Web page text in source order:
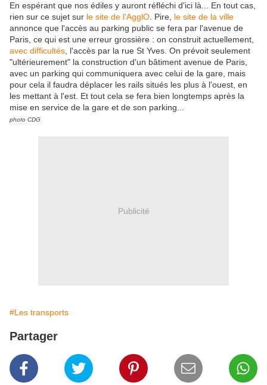
En espérant que nos édiles y auront réfléchi d'ici là... En tout cas,
rien sur ce sujet sur le site de l'AgglO . Pire, le site de la ville
annonce que l'accès au parking public se fera par l'avenue de
Paris, ce qui est une erreur grossière : on construit actuellement,
avec difficultés , l'accès par la rue St Yves. On prévoit seulement
"ultérieurement" la construction d'un bâtiment avenue de Paris,
avec un parking qui communiquera avec celui de la gare, mais
pour cela il faudra déplacer les rails situés les plus à l'ouest, en
les mettant à l'est. Et tout cela se fera bien longtemps après la
mise en service de la gare et de son parking...
photo CDG
Publicité
#Les transports
Partager